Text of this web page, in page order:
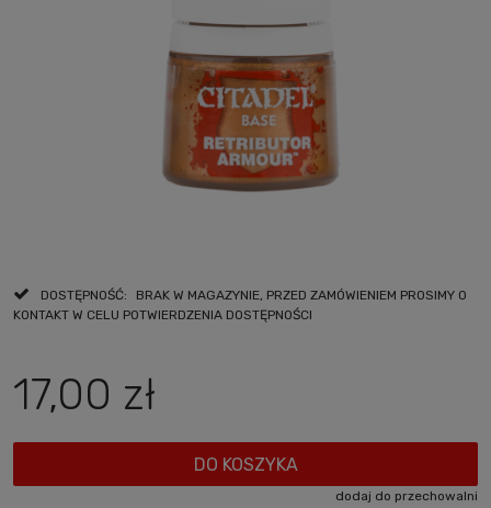
DOSTĘPNOŚĆ:
BRAK W MAGAZYNIE, PRZED ZAMÓWIENIEM PROSIMY O
KONTAKT W CELU POTWIERDZENIA DOSTĘPNOŚCI
17,00 zł
DO KOSZYKA
dodaj do przechowalni